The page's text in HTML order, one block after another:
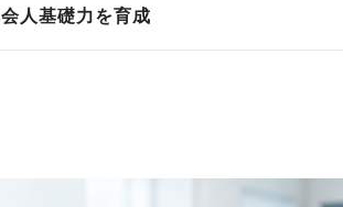
会人基礎力を育成